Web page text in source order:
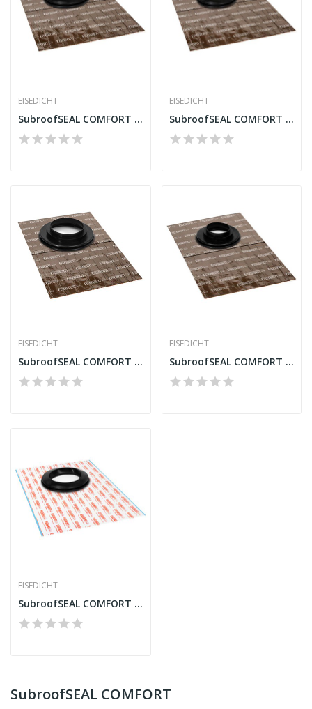
SubroofSEAL COMFORT
EISEDICHT
SubroofSEAL COMFORT FRGD200 Gola para tubo...
EISEDICHT
SubroofSEAL COMFORT FRGD180 Gola para tubo...
EISEDICHT
SubroofSEAL COMFORT FRGD150 Gola para tubo...
EISEDICHT
SubroofSEAL COMFORT FRGD100 Gola para tubo...
EISEDICHT
SubroofSEAL COMFORT FRGD250 Gola para tubo Tyvek